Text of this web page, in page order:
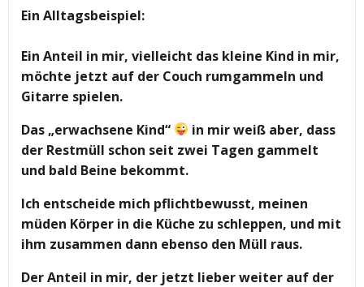
Ein Alltagsbeispiel:
Ein Anteil in mir, vielleicht das kleine Kind in mir,
möchte jetzt auf der Couch rumgammeln und
Gitarre spielen.
Das „erwachsene Kind“
in mir weiß aber, dass
der Restmüll schon seit zwei Tagen gammelt
und bald Beine bekommt.
Ich entscheide mich pflichtbewusst, meinen
müden Körper in die Küche zu schleppen, und mit
ihm zusammen dann ebenso den Müll raus.
Der Anteil in mir, der jetzt lieber weiter auf der